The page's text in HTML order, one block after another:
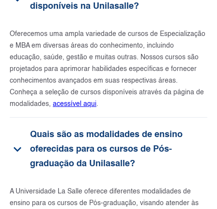
disponíveis na Unilasalle?
Oferecemos uma ampla variedade de cursos de Especialização
e MBA em diversas áreas do conhecimento, incluindo
educação, saúde, gestão e muitas outras. Nossos cursos são
projetados para aprimorar habilidades específicas e fornecer
conhecimentos avançados em suas respectivas áreas.
Conheça a seleção de cursos disponíveis através da página de
modalidades, acessível aqui.
keyboard_arrow_down
Quais são as modalidades de ensino
oferecidas para os cursos de Pós-
graduação da Unilasalle?
A Universidade La Salle oferece diferentes modalidades de
ensino para os cursos de Pós-graduação, visando atender às